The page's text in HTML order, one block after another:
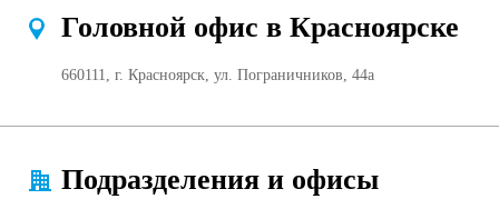
Головной офис в Красноярске
660111, г. Красноярск, ул. Пограничников, 44а
Подразделения и офисы